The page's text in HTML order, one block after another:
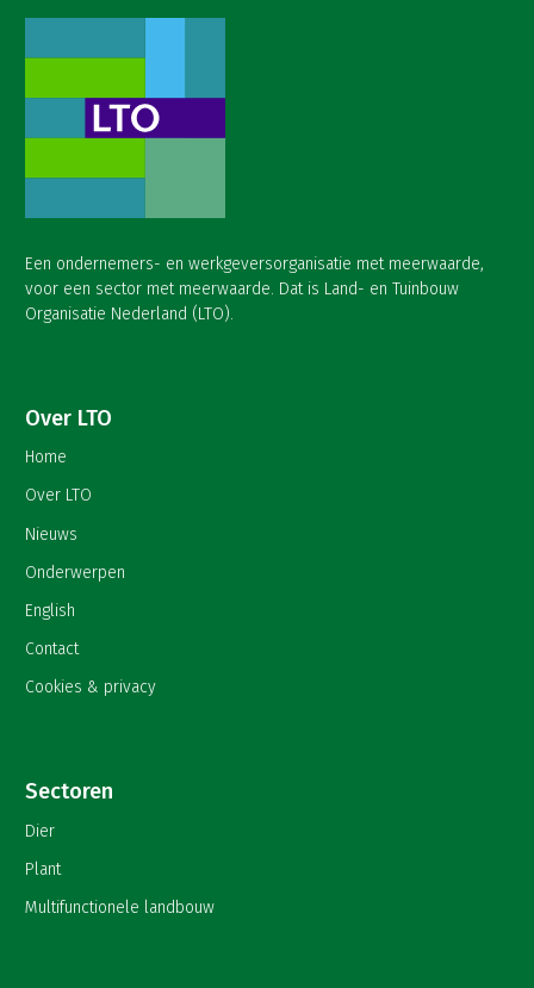
Een ondernemers- en werkgeversorganisatie met meerwaarde,
voor een sector met meerwaarde. Dat is Land- en Tuinbouw
Organisatie Nederland (LTO).
Over LTO
Home
Over LTO
Nieuws
Onderwerpen
English
Contact
Cookies & privacy
Sectoren
Dier
Plant
Multifunctionele landbouw